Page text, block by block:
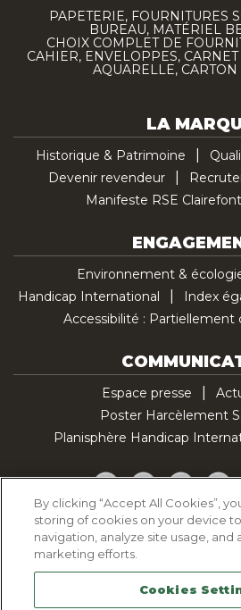
PAPETERIE, FOURNITURES
BUREAU, MATÉRIEL
CHOIX COMPLET DE
CAHIER, ENVELOPPES,
AQUARELLE, CARTON
LA
Historique & Patrimoine
Devenir revendeur
Manifeste RSE
Environnement &
Handicap International
Index
Accessibilité : Partiellement
Espace presse
Poster Harcèlement
Planisphère Handicap
Facebook
Twitter
Politique d'utilisation
Politique de
Mentions
Plan du site
By clicking “Accept All Cookies”,
storing of cookies on your device
navigation, analyze site usage, and
marketing efforts.
Cookies